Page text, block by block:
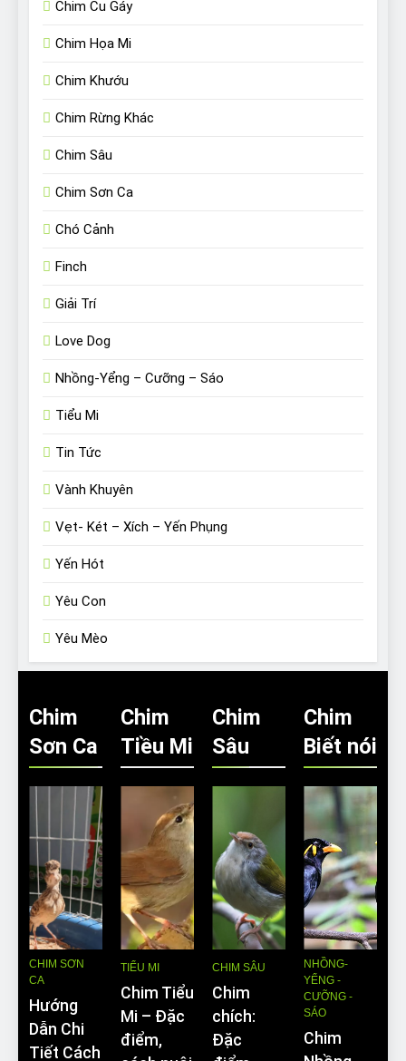
Chim Cu Gáy
Chim Họa Mi
Chim Khướu
Chim Rừng Khác
Chim Sâu
Chim Sơn Ca
Chó Cảnh
Finch
Giải Trí
Love Dog
Nhồng-Yểng – Cưỡng – Sáo
Tiểu Mi
Tin Tức
Vành Khuyên
Vẹt- Két – Xích – Yến Phụng
Yến Hót
Yêu Con
Yêu Mèo
Chim
Sơn Ca
CHIM SƠN
CA
Hướng
Dẫn Chi
Tiết Cách
Chim
Tiều Mi
TIỂU MI
Chim Tiểu
Mi – Đặc
điểm,
Chim
Sâu
CHIM SÂU
Chim
chích:
Đặc
Chim
Biết nói
NHỒNG-
YỂNG -
CƯỠNG -
SÁO
Chim